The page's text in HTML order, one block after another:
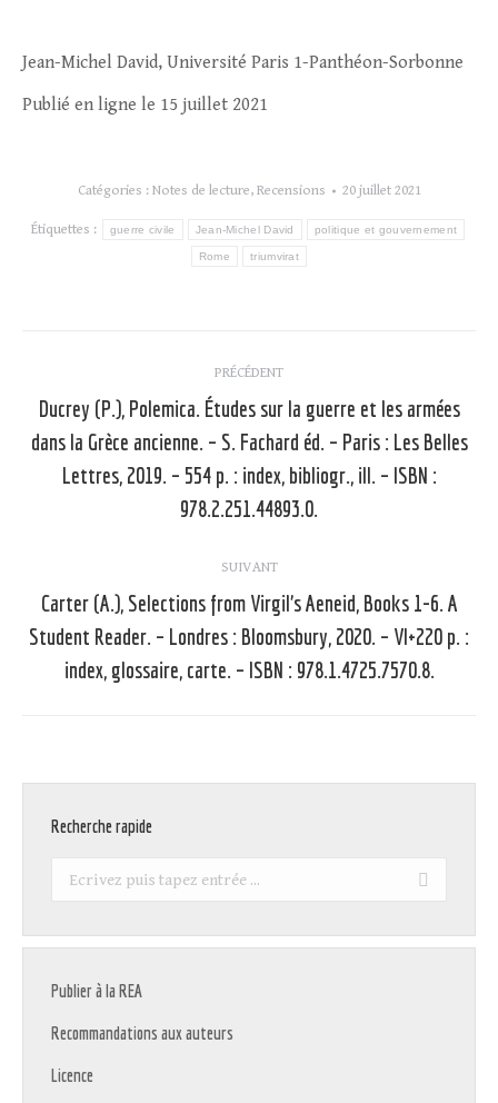
Jean-Michel David, Université Paris 1-Panthéon-Sorbonne
Publié en ligne le 15 juillet 2021
Catégories : Notes de lecture, Recensions 20 juillet 2021
Étiquettes : guerre civile Jean-Michel David politique et gouvernement
Rome triumvirat
article
PRÉCÉDENT
Article
précédent
:
Ducrey (P.), Polemica. Études sur la guerre et les armées
dans la Grèce ancienne. – S. Fachard éd. – Paris : Les Belles
Lettres, 2019. – 554 p. : index, bibliogr., ill. – ISBN :
978.2.251.44893.0.
SUIVANT
Article
suivant
Carter (A.), Selections from Virgil’s Aeneid, Books 1-6. A
Student Reader. – Londres : Bloomsbury, 2020. – VI+220 p. :
index, glossaire, carte. – ISBN : 978.1.4725.7570.8.
Recherche rapide
Recherche
Publier à la REA
Recommandations aux auteurs
Licence